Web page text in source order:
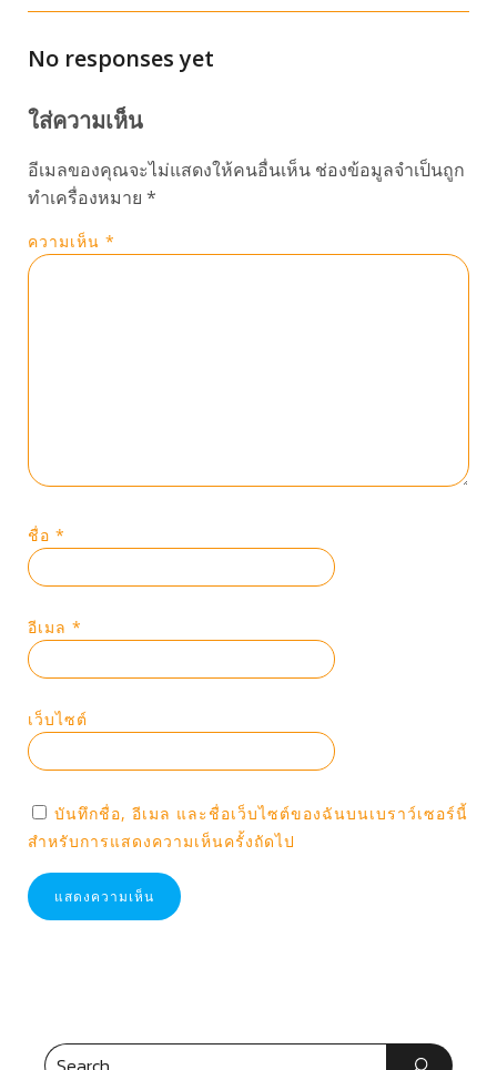
No responses yet
ใส่ความเห็น
อีเมลของคุณจะไม่แสดงให้คนอื่นเห็น ช่องข้อมูลจำเป็นถูก
ทำเครื่องหมาย *
ความเห็น *
ชื่อ *
อีเมล *
เว็บไซต์
บันทึกชื่อ, อีเมล และชื่อเว็บไซต์ของฉันบนเบราว์เซอร์นี้
สำหรับการแสดงความเห็นครั้งถัดไป